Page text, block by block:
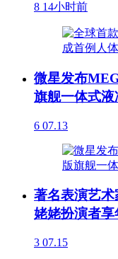
8 14小时前
微星发布
旗舰一体式液
6 07.13
著名表演艺术
姥姥扮演者享
3 07.15